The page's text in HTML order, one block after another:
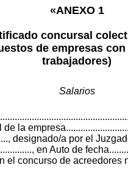
«ANEXO 1
concursal
de empresas con
trabajadores)
Salarios
la
designado/a por el
en Auto de
el concurso de acreedores